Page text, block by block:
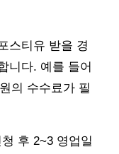
스티유 받을 경
니다. 예를 들어
의 수수료가 필
후 2~3 영업일